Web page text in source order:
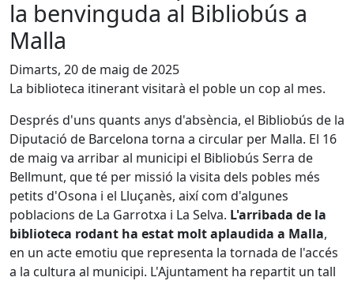
la benvinguda al Bibliobús a
Malla
Dimarts, 20 de maig de 2025
La biblioteca itinerant visitarà el poble un cop al mes.
Després d'uns quants anys d'absència, el Bibliobús de la
Diputació de Barcelona torna a circular per Malla. El 16
de maig va arribar al municipi el Bibliobús Serra de
Bellmunt, que té per missió la visita dels pobles més
petits d'Osona i el Lluçanès, així com d'algunes
poblacions de La Garrotxa i La Selva. L'arribada de la
biblioteca rodant ha estat molt aplaudida a Malla,
en un acte emotiu que representa la tornada de l'accés
a la cultura al municipi. L'Ajuntament ha repartit un tall